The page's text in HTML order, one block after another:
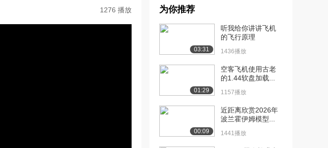
1276 播放 为你推荐
03:31
听我给你讲讲飞机
的飞行原理
1436播放
01:29
空客飞机使用古老
的1.44软盘加载...
1157播放
00:09
近距离欣赏2026年
波兰霍伊姆模型...
1441播放